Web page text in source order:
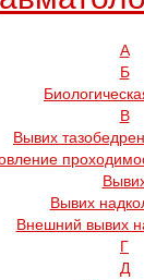
А
Б
В
Вывих
Вывих
Внешний вывих
Г
Д